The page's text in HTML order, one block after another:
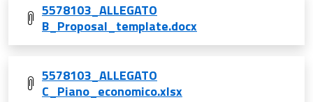
5578103_ALLEGATO
B_Proposal_template.docx
5578103_ALLEGATO
C_Piano_economico.xlsx